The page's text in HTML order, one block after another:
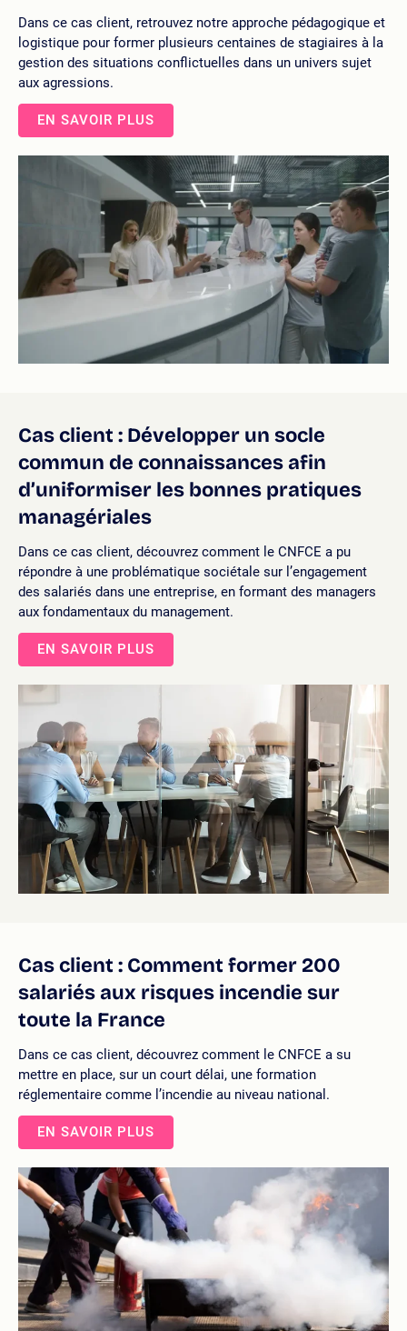
Dans ce cas client, retrouvez notre approche pédagogique et
logistique pour former plusieurs centaines de stagiaires à la
gestion des situations conflictuelles dans un univers sujet
aux agressions.
EN SAVOIR PLUS
Cas client : Développer un socle
commun de connaissances afin
d’uniformiser les bonnes pratiques
managériales
Dans ce cas client, découvrez comment le CNFCE a pu
répondre à une problématique sociétale sur l’engagement
des salariés dans une entreprise, en formant des managers
aux fondamentaux du management.
EN SAVOIR PLUS
Cas client : Comment former 200
salariés aux risques incendie sur
toute la France
Dans ce cas client, découvrez comment le CNFCE a su
mettre en place, sur un court délai, une formation
réglementaire comme l’incendie au niveau national.
EN SAVOIR PLUS